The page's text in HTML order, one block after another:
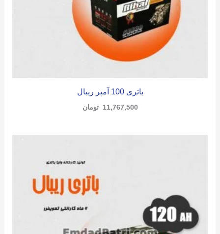
باتری 100 آمپر ریبال
11,767,500 تومان